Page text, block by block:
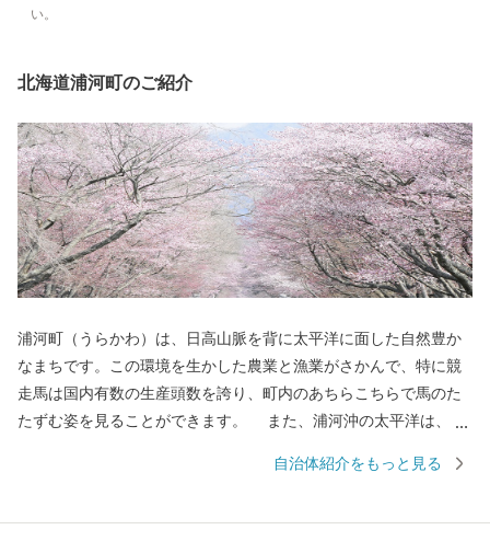
い。
北海道浦河町のご紹介
浦河町（うらかわ）は、日高山脈を背に太平洋に面した自然豊か
なまちです。この環境を生かした農業と漁業がさかんで、特に競
走馬は国内有数の生産頭数を誇り、町内のあちらこちらで馬のた
たずむ姿を見ることができます。 また、浦河沖の太平洋は、魚
力を入れ、町内の乗馬施設では、子どもからお年寄りまで、さら
自治体紹介をもっと見る